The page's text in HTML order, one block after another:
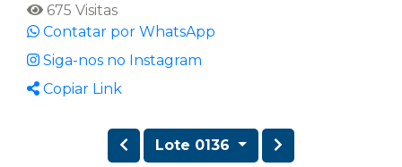
675 Visitas
Contatar por WhatsApp
Siga-nos no Instagram
Copiar Link
Lote 0136